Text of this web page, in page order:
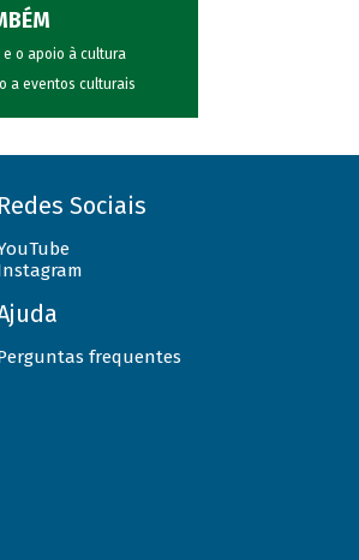
e o apoio à cultura
a eventos culturais
Redes Sociais
frequentes